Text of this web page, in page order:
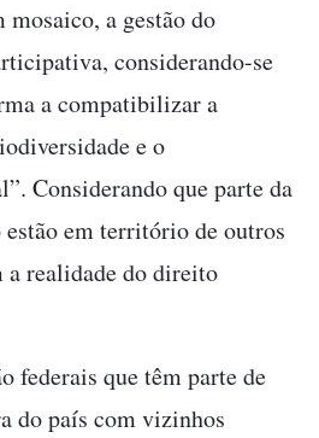
a gestão do
considerando-se
a compatibilizar a
e o
Considerando que parte da
estão em território de outros
realidade do direito
federais que têm parte de
do país com vizinhos